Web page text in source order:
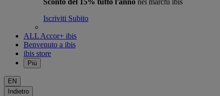
Sconto del 15% tutto l'anno nei marchi ibis
Iscriviti Subito
ALL Accor+ ibis
Benvenuto a ibis
ibis store
Più
EN
Indietro